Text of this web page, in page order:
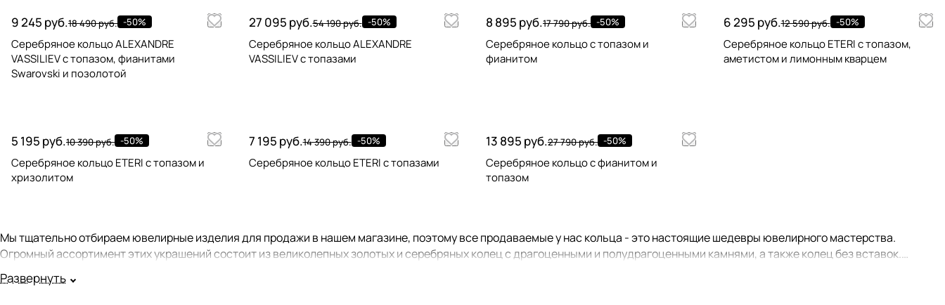
9 245 руб.18 490 руб. -50%
Серебряное кольцо ALEXANDRE
VASSILIEV с топазом, фианитами
Swarovski и позолотой
27 095 руб.54 190 руб. -50%
Серебряное кольцо ALEXANDRE
VASSILIEV с топазами
8 895 руб.17 790 руб. -50%
Серебряное кольцо с топазом и
фианитом
6 295 руб.12 590 руб. -50%
Серебряное кольцо ETERI с топазом,
аметистом и лимонным кварцем
5 195 руб.10 390 руб. -50%
Серебряное кольцо ETERI с топазом и
хризолитом
7 195 руб.14 390 руб. -50%
Серебряное кольцо ETERI с топазами
13 895 руб.27 790 руб. -50%
Серебряное кольцо с фианитом и
топазом
Мы тщательно отбираем ювелирные изделия для продажи в нашем магазине, поэтому все продаваемые у нас кольца - это настоящие шедевры ювелирного мастерства.
Огромный ассортимент этих украшений состоит из великолепных золотых и серебряных колец с драгоценными и полудрагоценными камнями, а также колец без вставок.
Многие украшения в нашем ассортименте составляют серебряные комплекты:
Развернуть